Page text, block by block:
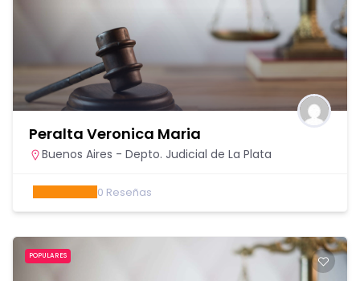
Peralta Veronica Maria
Buenos Aires - Depto. Judicial de La Plata
0 Reseñas
POPULARES